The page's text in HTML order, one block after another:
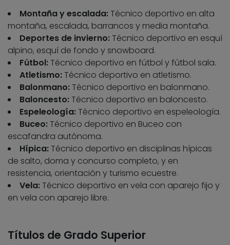
Montaña y escalada:Técnico deportivo en alta
montaña, escalada, barrancos y media montaña.
Deportes de invierno:Técnico deportivo en esquí
alpino, esquí de fondo y snowboard.
Fútbol:Técnico deportivo en fútbol y fútbol sala.
Atletismo:Técnico deportivo en atletismo.
Balonmano:Técnico deportivo en balonmano.
Baloncesto:Técnico deportivo en baloncesto.
Espeleología:Técnico deportivo en espeleología.
Buceo:Técnico deportivo en Buceo con
escafandra autónoma.
Hípica:Técnico deportivo en disciplinas hípicas
de salto, doma y concurso completo, y en
resistencia, orientación y turismo ecuestre.
Vela:Técnico deportivo en vela con aparejo fijo y
en vela con aparejo libre.
Títulos de Grado Superior